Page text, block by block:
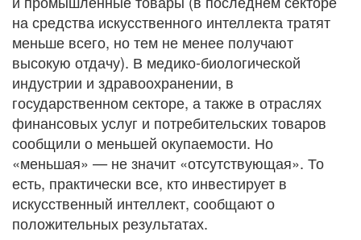
на средства искусственного интеллекта тратят
меньше всего, но тем не менее получают
высокую отдачу). В медико-биологической
индустрии и здравоохранении, в
государственном секторе, а также в отраслях
финансовых услуг и потребительских товаров
сообщили о меньшей окупаемости. Но
«меньшая» — не значит «отсутствующая». То
есть, практически все, кто инвестирует в
искусственный интеллект, сообщают о
положительных результатах.